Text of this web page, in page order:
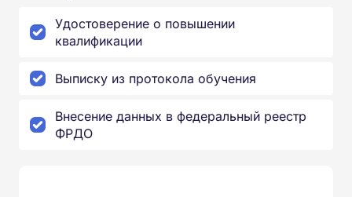
Удостоверение о повышении
квалификации
Выписку из протокола обучения
Внесение данных в федеральный реестр
ФРДО